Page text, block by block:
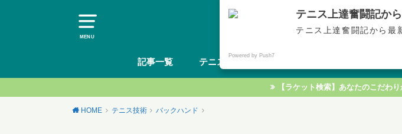
MENU テニス
記事一覧 テニスギア
【ラケット検索】あなたのこだわ
HOME テニス技術 バックハンド
テニス上達奮闘記か
テニス上達奮闘記から最
Powered by Push7